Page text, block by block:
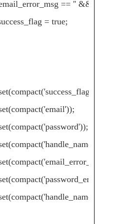
== '' &&
= true;